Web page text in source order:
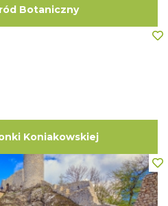
Botaniczny
Koniakowskiej